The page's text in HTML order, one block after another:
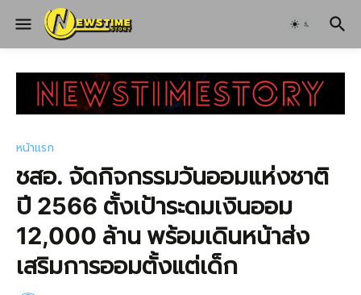
หน้าแรก
ชสอ. จัดกิจกรรมวันออมแห่งชาติ
ปี 2566 ตั้งเป้าระดมเงินออม
12,000 ล้าน พร้อมเดินหน้าส่ง
เสริมการออมตั้งแต่เด็ก